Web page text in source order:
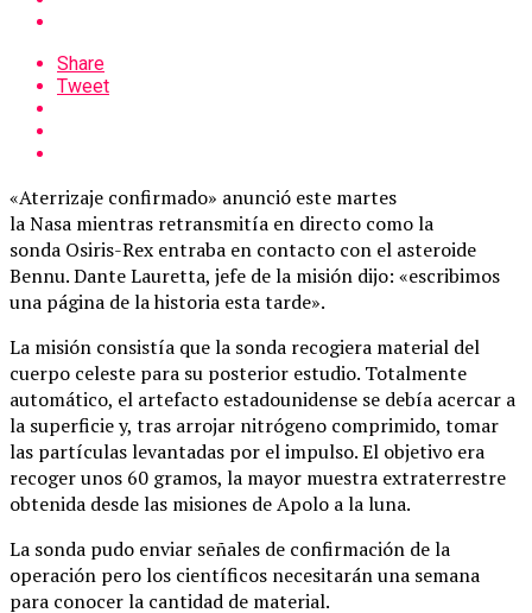
Share
Tweet
«Aterrizaje confirmado» anunció este martes
la Nasa mientras retransmitía en directo como la
sonda Osiris-Rex entraba en contacto con el asteroide
Bennu. Dante Lauretta, jefe de la misión dijo: «escribimos
una página de la historia esta tarde».
La misión consistía que la sonda recogiera material del
cuerpo celeste para su posterior estudio. Totalmente
automático, el artefacto estadounidense se debía acercar a
la superficie y, tras arrojar nitrógeno comprimido, tomar
las partículas levantadas por el impulso. El objetivo era
recoger unos 60 gramos, la mayor muestra extraterrestre
obtenida desde las misiones de Apolo a la luna.
La sonda pudo enviar señales de confirmación de la
operación pero los científicos necesitarán una semana
para conocer la cantidad de material.